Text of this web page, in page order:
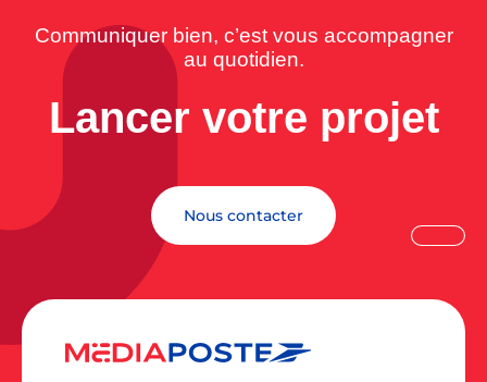
Communiquer bien, c’est vous accompagner
au quotidien.
Lancer votre projet
Nous contacter